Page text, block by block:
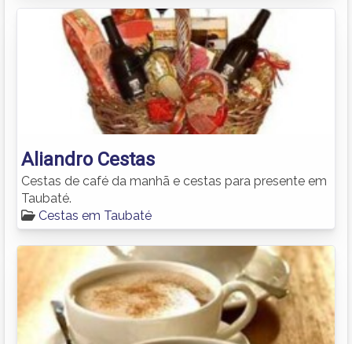
Aliandro Cestas
Cestas de café da manhã e cestas para presente em
Taubaté.
Cestas em Taubaté